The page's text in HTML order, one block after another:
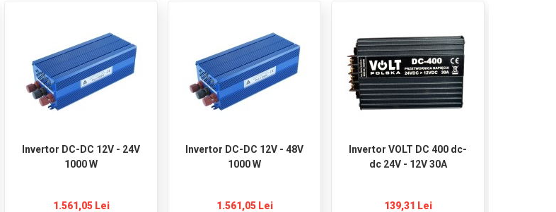
Invertor DC-DC 12V - 24V
1000 W
1.561,05 Lei
Invertor DC-DC 12V - 48V
1000 W
1.561,05 Lei
Invertor VOLT DC 400 dc-
dc 24V - 12V 30A
139,31 Lei